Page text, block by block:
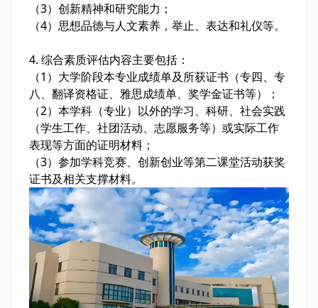
（3）创新精神和研究能力；
（4）思想品德与人文素养，举止、表达和礼仪等。
4. 综合素质评估内容主要包括：
（1）大学阶段本专业成绩单及所获证书（专四、专
八、翻译资格证、雅思成绩单、奖学金证书等）；
（2）本学科（专业）以外的学习、科研、社会实践
（学生工作、社团活动、志愿服务等）或实际工作
表现等方面的证明材料；
（3）参加学科竞赛、创新创业等第二课堂活动获奖
证书及相关支撑材料。